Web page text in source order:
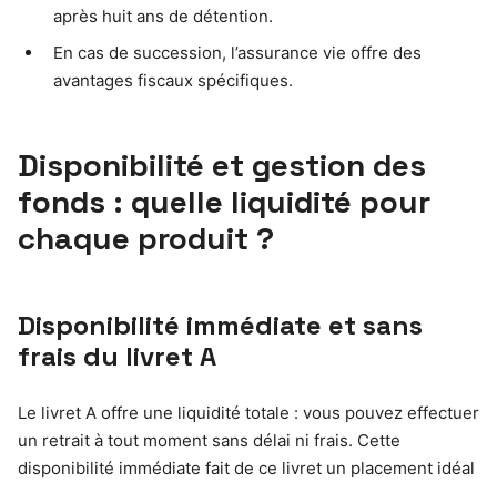
après huit ans de détention.
En cas de succession, l’assurance vie offre des
avantages fiscaux spécifiques.
Disponibilité et gestion des
fonds : quelle liquidité pour
chaque produit ?
Disponibilité immédiate et sans
frais du livret A
Le livret A offre une liquidité totale : vous pouvez effectuer
un retrait à tout moment sans délai ni frais. Cette
disponibilité immédiate fait de ce livret un placement idéal